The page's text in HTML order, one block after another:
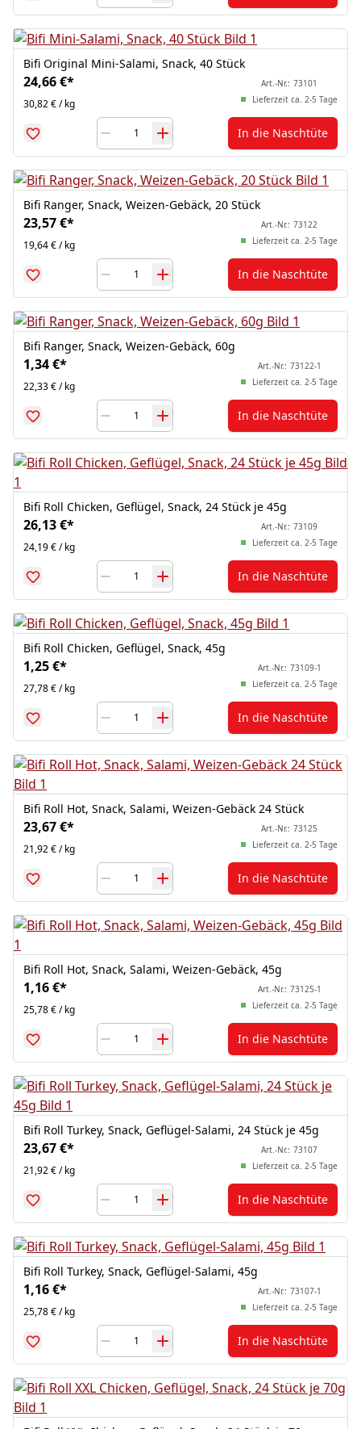
Bifi Original Mini-Salami, Snack, 40 Stück
24,66 €*
30,82 € / kg
Art.-Nr.: 73101
Lieferzeit ca. 2-5 Tage
In die Naschtüte
Bifi Ranger, Snack, Weizen-Gebäck, 20 Stück
23,57 €*
19,64 € / kg
Art.-Nr.: 73122
Lieferzeit ca. 2-5 Tage
In die Naschtüte
Bifi Ranger, Snack, Weizen-Gebäck, 60g
1,34 €*
22,33 € / kg
Art.-Nr.: 73122-1
Lieferzeit ca. 2-5 Tage
In die Naschtüte
Bifi Roll Chicken, Geflügel, Snack, 24 Stück je 45g
26,13 €*
24,19 € / kg
Art.-Nr.: 73109
Lieferzeit ca. 2-5 Tage
In die Naschtüte
Bifi Roll Chicken, Geflügel, Snack, 45g
1,25 €*
27,78 € / kg
Art.-Nr.: 73109-1
Lieferzeit ca. 2-5 Tage
In die Naschtüte
Bifi Roll Hot, Snack, Salami, Weizen-Gebäck 24 Stück
23,67 €*
21,92 € / kg
Art.-Nr.: 73125
Lieferzeit ca. 2-5 Tage
In die Naschtüte
Bifi Roll Hot, Snack, Salami, Weizen-Gebäck, 45g
1,16 €*
25,78 € / kg
Art.-Nr.: 73125-1
Lieferzeit ca. 2-5 Tage
In die Naschtüte
Bifi Roll Turkey, Snack, Geflügel-Salami, 24 Stück je 45g
23,67 €*
21,92 € / kg
Art.-Nr.: 73107
Lieferzeit ca. 2-5 Tage
In die Naschtüte
Bifi Roll Turkey, Snack, Geflügel-Salami, 45g
1,16 €*
25,78 € / kg
Art.-Nr.: 73107-1
Lieferzeit ca. 2-5 Tage
In die Naschtüte